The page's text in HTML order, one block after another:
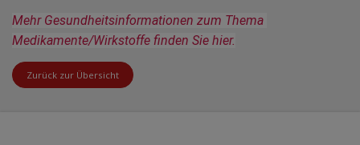
Zurück zur Übersicht
Mehr Gesundheitsinformationen zum Thema
Medikamente/Wirkstoffe finden Sie hier.